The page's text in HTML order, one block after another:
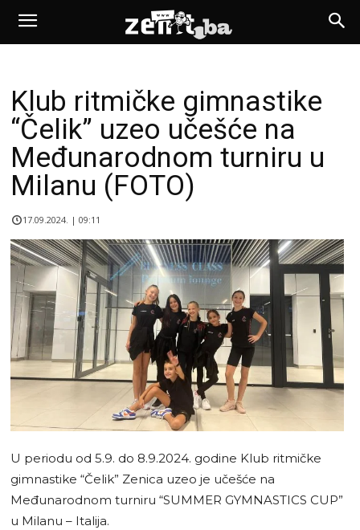
Klub ritmičke gimnastike
“Čelik” uzeo učešće na
Međunarodnom turniru u
Milanu (FOTO)
17.09.2024. | 09:11
U periodu od 5.9. do 8.9.2024. godine Klub ritmičke
gimnastike “Čelik” Zenica uzeo je učešće na
Međunarodnom turniru “SUMMER GYMNASTICS CUP”
u Milanu – Italija.